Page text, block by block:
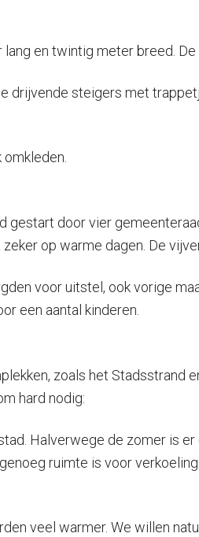
en twintig meter breed.
drijvende steigers met
door vier
op warme dagen. De
voor uitstel, ook vorige
een aantal kinderen.
zoals het Stadsstrand
hard nodig:
Halverwege de zomer is
ruimte is voor
veel warmer. We willen